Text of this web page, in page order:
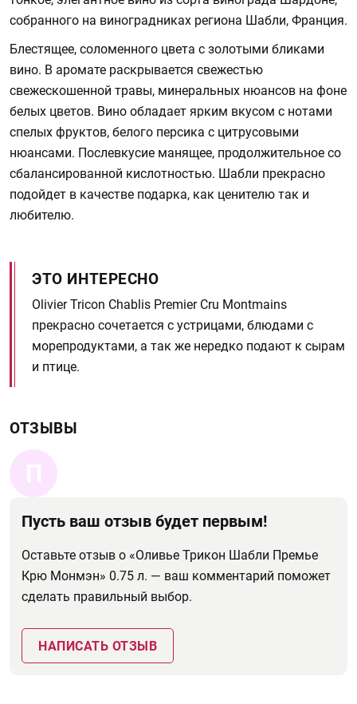
собранного на виноградниках региона Шабли, Франция.
Блестящее, соломенного цвета с золотыми бликами
вино. В аромате раскрывается свежестью
свежескошенной травы, минеральных нюансов на фоне
белых цветов. Вино обладает ярким вкусом с нотами
спелых фруктов, белого персика с цитрусовыми
нюансами. Послевкусие манящее, продолжительное со
сбалансированной кислотностью. Шабли прекрасно
подойдет в качестве подарка, как ценителю так и
любителю.
ЭТО ИНТЕРЕСНО
Olivier Tricon Chablis Premier Cru Montmains
прекрасно сочетается с устрицами, блюдами с
морепродуктами, а так же нередко подают к сырам
и птице.
ОТЗЫВЫ
П
Пусть ваш отзыв будет первым!
Оставьте отзыв о «Оливье Трикон Шабли Премье
Крю Монмэн» 0.75 л. — ваш комментарий поможет
сделать правильный выбор.
НАПИСАТЬ ОТЗЫВ